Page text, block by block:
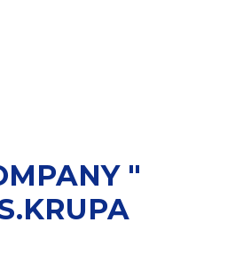
"